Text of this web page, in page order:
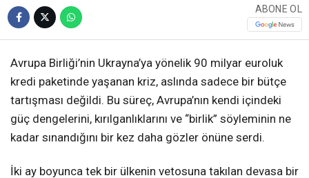
ABONE OL
Avrupa Birliği’nin Ukrayna’ya yönelik 90 milyar euroluk
kredi paketinde yaşanan kriz, aslında sadece bir bütçe
tartışması değildi. Bu süreç, Avrupa’nın kendi içindeki
güç dengelerini, kırılganlıklarını ve “birlik” söyleminin ne
kadar sınandığını bir kez daha gözler önüne serdi.
İki ay boyunca tek bir ülkenin vetosuna takılan devasa bir